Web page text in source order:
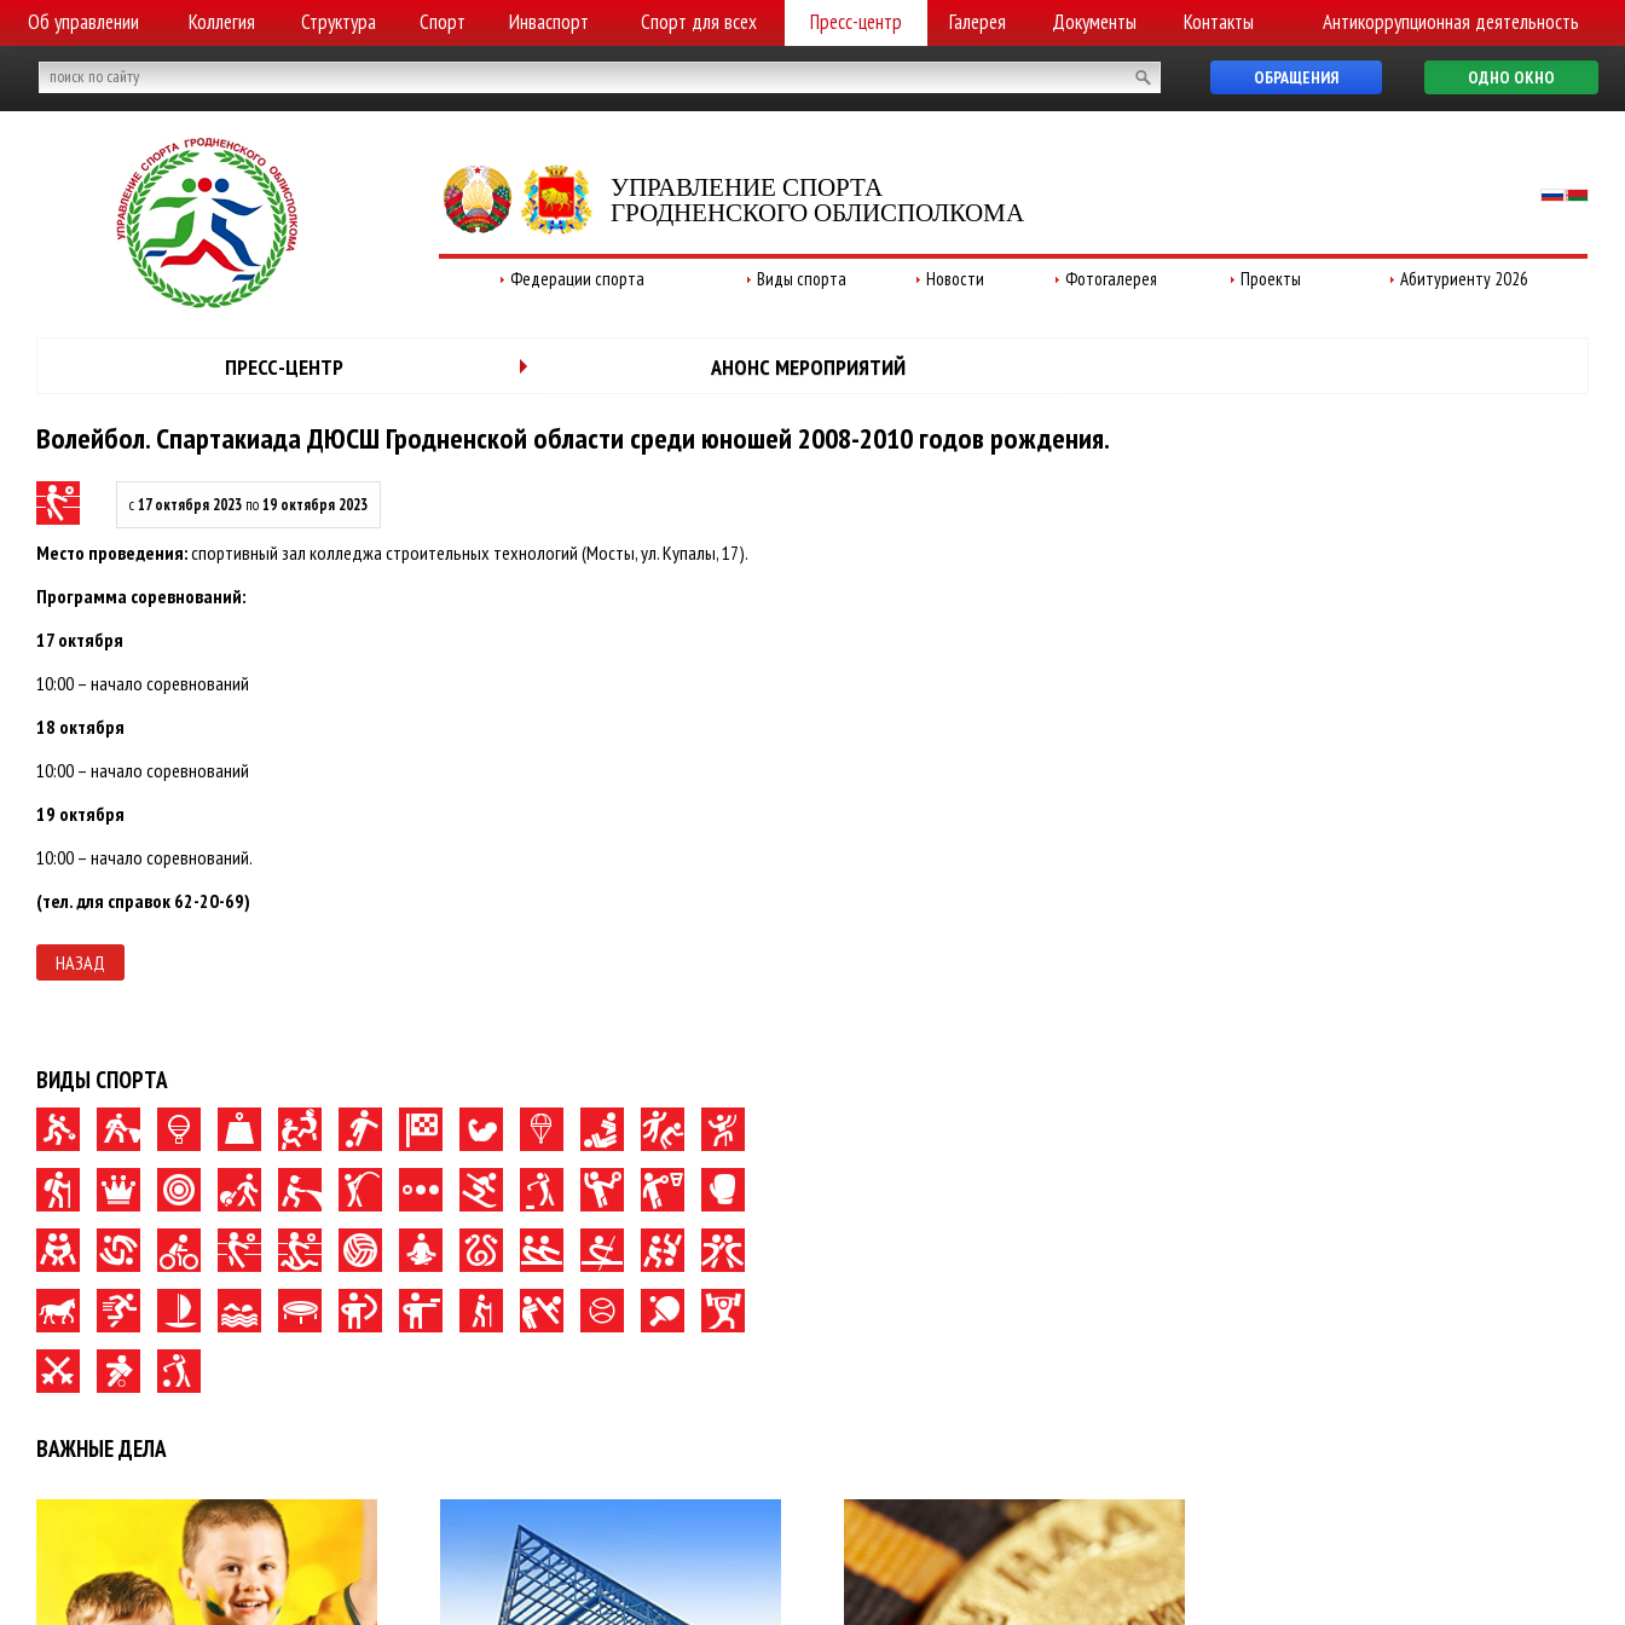
Об управлении Коллегия Структура Спорт Инваспорт Спорт для всех Пресс-центр Галерея Документы Контакты Антикоррупционная деятельность
ОБРАЩЕНИЯ ОДНО ОКНО
УПРАВЛЕНИЕ СПОРТА
ГРОДНЕНСКОГО ОБЛИСПОЛКОМА
Федерации спорта Виды спорта Новости Фотогалерея Проекты Абитуриенту 2026
ПРЕСС-ЦЕНТР АНОНС МЕРОПРИЯТИЙ
Волейбол. Спартакиада ДЮСШ Гродненской области среди юношей 2008-2010 годов рождения.
с17 октября 2023 по19 октября 2023
Место проведения:спортивный зал колледжа строительных технологий (Мосты, ул. Купалы, 17).
Программа соревнований:
17 октября
10:00 – начало соревнований
18 октября
10:00 – начало соревнований
19 октября
10:00 – начало соревнований.
(тел. для справок 62-20-69)
НАЗАД
ВИДЫ СПОРТА
ВАЖНЫЕ ДЕЛА